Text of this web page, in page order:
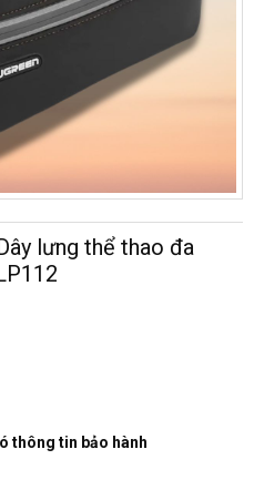
lưng thể thao đa
thông tin bảo hành